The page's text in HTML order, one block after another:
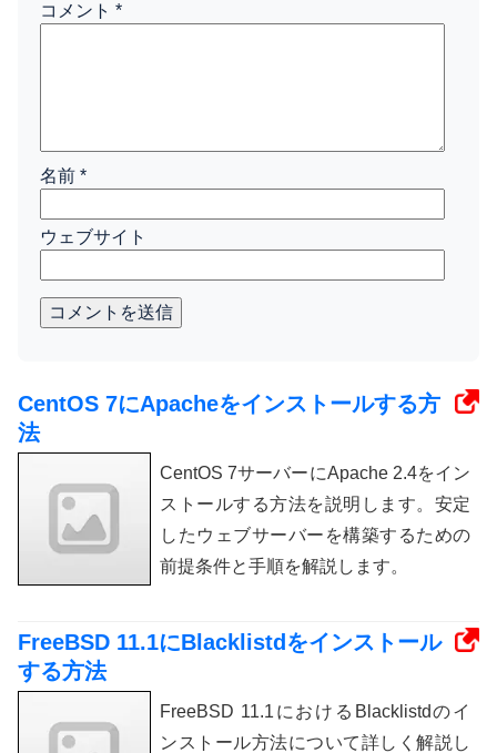
コメント *
名前 *
ウェブサイト
コメントを送信
CentOS 7にApacheをインストールする方
法
CentOS 7サーバーにApache 2.4をイン
ストールする方法を説明します。安定
したウェブサーバーを構築するための
前提条件と手順を解説します。
FreeBSD 11.1にBlacklistdをインストール
する方法
FreeBSD 11.1におけるBlacklistdのイ
ンストール方法について詳しく解説し